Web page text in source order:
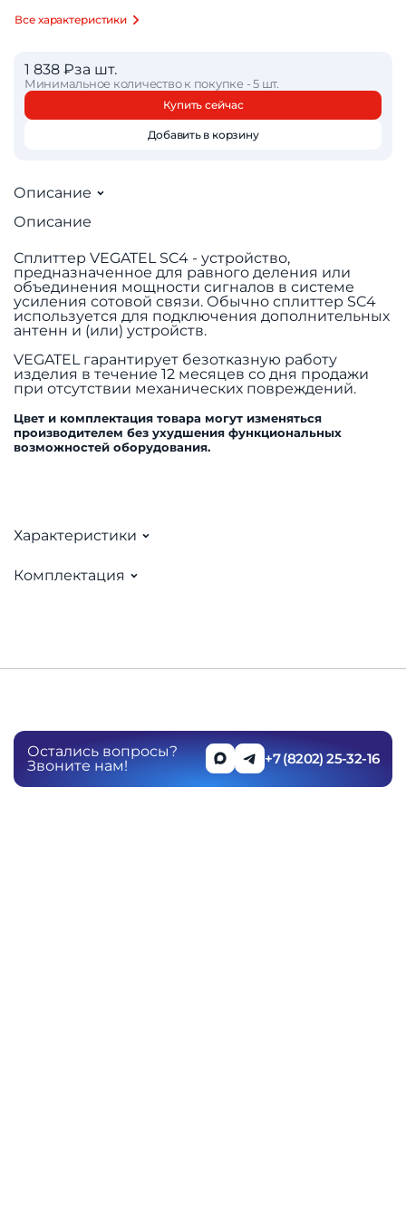
Все характеристики
1 838 ₽за шт.
Минимальное количество к покупке - 5 шт.
Купить сейчас
Добавить в корзину
Описание
Описание
Сплиттер VEGATEL SC4 - устройство,
предназначенное для равного деления или
объединения мощности сигналов в системе
усиления сотовой связи. Обычно сплиттер SC4
используется для подключения дополнительных
антенн и (или) устройств.
VEGATEL гарантирует безотказную работу
изделия в течение 12 месяцев со дня продажи
при отсутствии механических повреждений.
Цвет и комплектация товара могут изменяться
производителем без ухудшения функциональных
возможностей оборудования.
Характеристики
Комплектация
Остались вопросы?
Звоните нам!
+7 (8202) 25-32-16